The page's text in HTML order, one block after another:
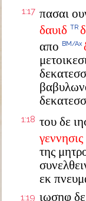
1:17 πασαι
δαυιδ TR
απο BM/Ax
1:18 του δε
γεννησις
της
εκ
1:19 ιωσηφ